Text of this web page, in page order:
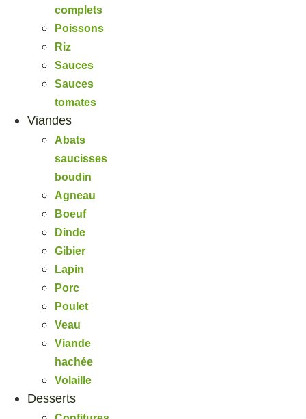
complets
Poissons
Riz
Sauces
Sauces
tomates
Viandes
Abats
saucisses
boudin
Agneau
Boeuf
Dinde
Gibier
Lapin
Porc
Poulet
Veau
Viande
hachée
Volaille
Desserts